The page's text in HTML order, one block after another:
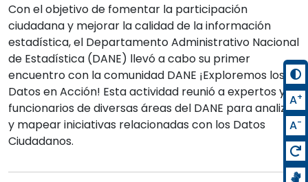
Con el objetivo de fomentar la participación
ciudadana y mejorar la calidad de la información
estadística, el Departamento Administrativo Nacional
de Estadística (DANE) llevó a cabo su primer
encuentro con la comunidad DANE ¡Exploremos los
Datos en Acción! Esta actividad reunió a expertos y
funcionarios de diversas áreas del DANE para analizar
y mapear iniciativas relacionadas con los Datos
Ciudadanos.
A+
A-